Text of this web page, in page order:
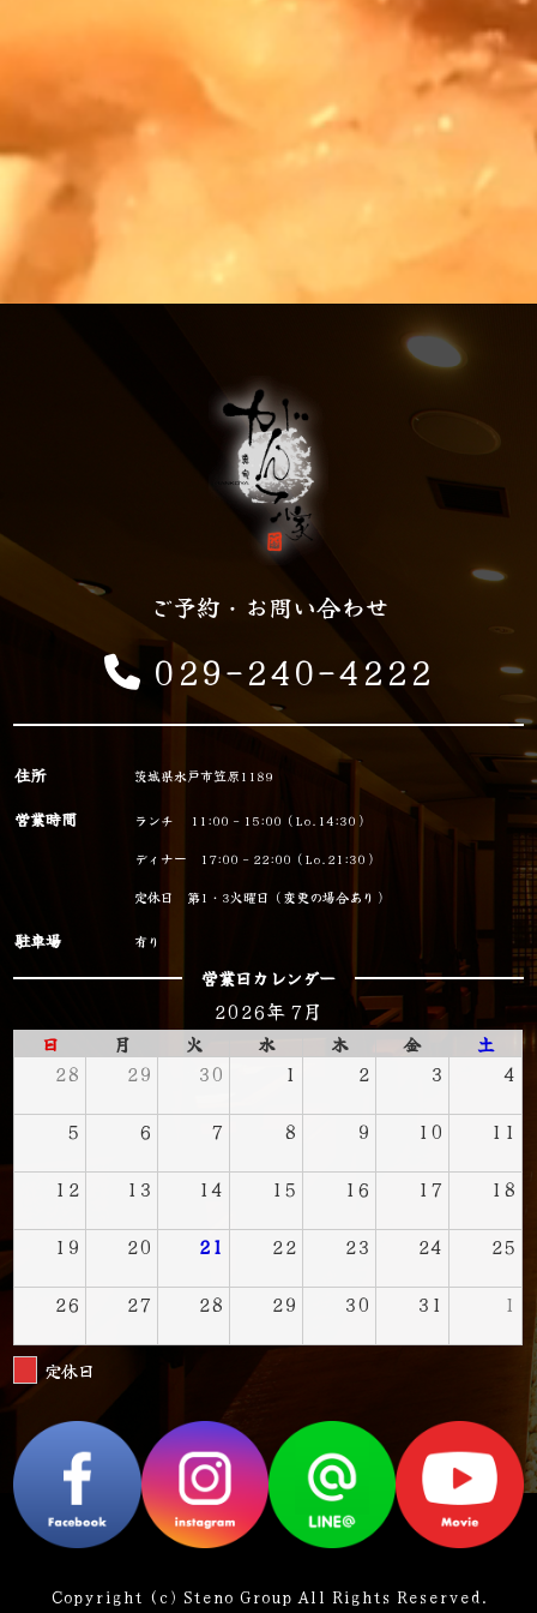
ご予約・お問い合わせ
029-240-4222
住所 茨城県水戸市笠原1189
営業時間
ランチ 11:00 - 15:00（Lo.14:30）
ディナー 17:00 - 22:00（Lo.21:30）
定休日 第1・3火曜日（変更の場合あり）
駐車場 有り
営業日カレンダー
2026年 7月
日 月 火 水 木 金 土
28 29 30 1 2 3
4
5
6 7 8 9 10
11
12
13 14 15 16 17
18
19
20 21 22 23 24
25
26
27 28 29 30 31 1
定休日
Copyright (c) Steno Group All Rights Reserved.